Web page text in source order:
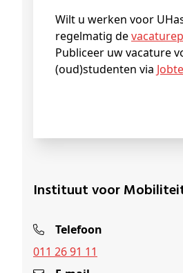
Wilt u werken voor
regelmatig de
Publiceer uw vacature
(oud)studenten via
Instituut voor
Telefoon
011 26 91 11